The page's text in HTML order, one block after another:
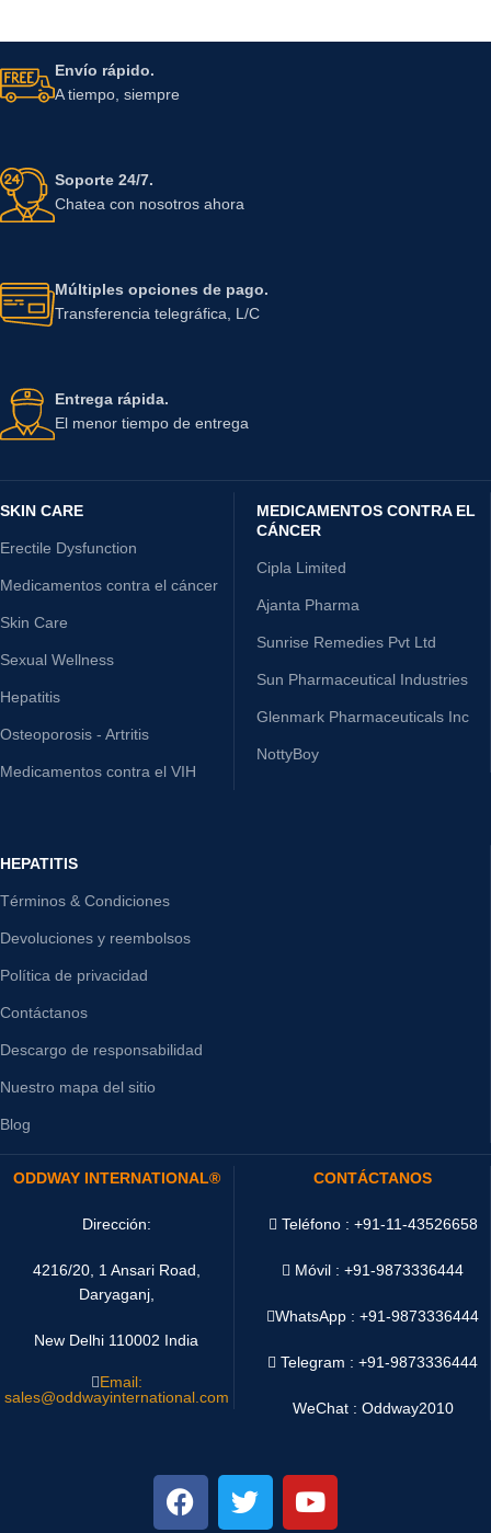
Envío rápido.
A tiempo, siempre
Soporte 24/7.
Chatea con nosotros ahora
Múltiples opciones de pago.
Transferencia telegráfica, L/C
Entrega rápida.
El menor tiempo de entrega
SKIN CARE
Erectile Dysfunction
Medicamentos contra el cáncer
Skin Care
Sexual Wellness
Hepatitis
Osteoporosis - Artritis
Medicamentos contra el VIH
MEDICAMENTOS CONTRA EL
CÁNCER
Cipla Limited
Ajanta Pharma
Sunrise Remedies Pvt Ltd
Sun Pharmaceutical Industries
Glenmark Pharmaceuticals Inc
NottyBoy
HEPATITIS
Términos & Condiciones
Devoluciones y reembolsos
Política de privacidad
Contáctanos
Descargo de responsabilidad
Nuestro mapa del sitio
Blog
ODDWAY INTERNATIONAL®
Dirección:
4216/20, 1 Ansari Road,
Daryaganj,
New Delhi 110002 India
Email:
sales@oddwayinternational.com
CONTÁCTANOS
Teléfono : +91-11-43526658
Móvil : +91-9873336444
WhatsApp :+91-9873336444
Telegram : +91-9873336444
WeChat : Oddway2010